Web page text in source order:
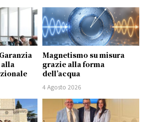
Magnetismo su misura
grazie alla forma
dell’acqua
4 Agosto 2026